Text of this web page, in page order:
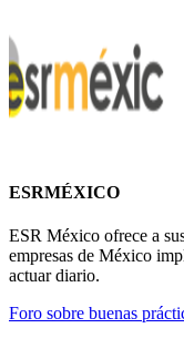
ESRMÉXICO
ESR México ofrece a
empresas de México
actuar diario.
Foro sobre buenas